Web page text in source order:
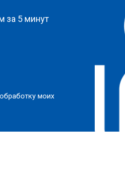
за 5 минут
моих